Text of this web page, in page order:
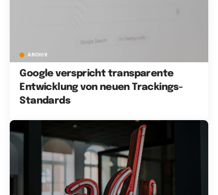
ARCHIV
Google verspricht transparente
Entwicklung von neuen Trackings-
Standards